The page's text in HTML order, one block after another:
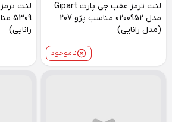
لنت ترمز عقب جی پارت Gipart
مدل 0200952 مناسب پژو 207
(مدل رانایی)
ناموجود
رانایی)